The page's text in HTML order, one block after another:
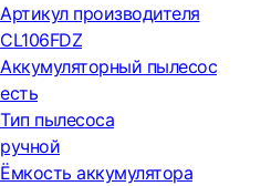
Артикул производителя
CL106FDZ
Аккумуляторный пылесос
есть
Тип пылесоса
ручной
Ёмкость аккумулятора